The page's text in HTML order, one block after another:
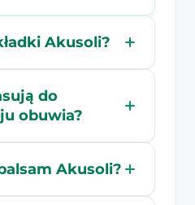
Akusoli?
do
obuwia?
Akusoli?